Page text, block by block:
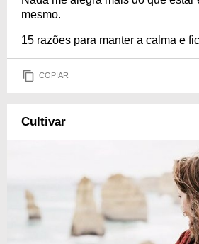
mesmo.
15 razões para manter a calma e
COPIAR
Cultivar